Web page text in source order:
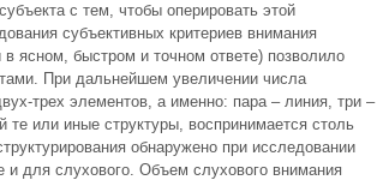
с тем, чтобы оперировать этой
субъективных критериев внимания
ясном, быстром и точном ответе) позволило
При дальнейшем увеличении числа
трех элементов, а именно: пара – линия, три –
или иные структуры, воспринимается столь
обнаружено при исследовании
для слухового. Объем слухового внимания